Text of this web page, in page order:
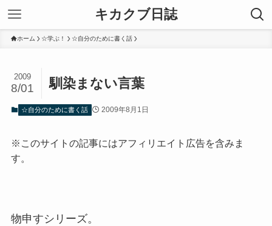
キカクブ日誌
ホーム ☆学ぶ！ ☆自分のために書く話
馴染まない言葉
2009
8/01
☆自分のために書く話 2009年8月1日
※このサイトの記事にはアフィリエイト広告を含みま
す。
物申すシリーズ。